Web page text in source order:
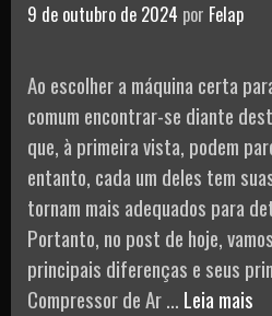
9 de outubro de 2024 por Felap
Ao escolher a máquina certa
comum encontrar-se diante
que, à primeira vista, podem
entanto, cada um deles tem
tornam mais adequados para
Portanto, no post de hoje,
principais diferenças e seus
Compressor de Ar … Leia mais